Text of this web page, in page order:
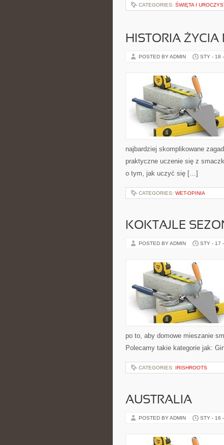
CATEGORIES: ŚWIĘTA I
HISTORIA ŻYCIA
POSTED BY ADMIN STY - 18
najbardziej skomplikowane
praktyczne uczenie się z
o tym, jak uczyć się […]
CATEGORIES: WET-OPINIA
KOKTAJLE
POSTED BY ADMIN STY - 17
po to, aby domowe mieszanie
Polecamy takie kategorie jak:
CATEGORIES: IRISHROOTS
AUSTRALIA
POSTED BY ADMIN STY - 16